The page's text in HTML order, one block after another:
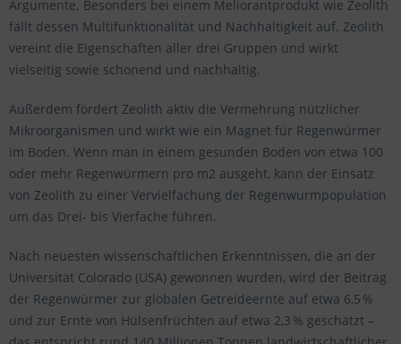
Argumente. Besonders bei einem Meliorantprodukt wie Zeolith
fällt dessen Multifunktionalität und Nachhaltigkeit auf. Zeolith
vereint die Eigenschaften aller drei Gruppen und wirkt
vielseitig sowie schonend und nachhaltig.
Außerdem fördert Zeolith aktiv die Vermehrung nützlicher
Mikroorganismen und wirkt wie ein Magnet für Regenwürmer
im Boden. Wenn man in einem gesunden Boden von etwa 100
oder mehr Regenwürmern pro m2 ausgeht, kann der Einsatz
von Zeolith zu einer Vervielfachung der Regenwurmpopulation
um das Drei- bis Vierfache führen.
Nach neuesten wissenschaftlichen Erkenntnissen, die an der
Universität Colorado (USA) gewonnen wurden, wird der Beitrag
der Regenwürmer zur globalen Getreideernte auf etwa 6,5 %
und zur Ernte von Hülsenfrüchten auf etwa 2,3 % geschätzt –